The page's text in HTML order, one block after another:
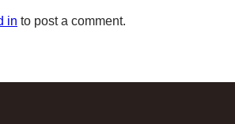
in to post a comment.